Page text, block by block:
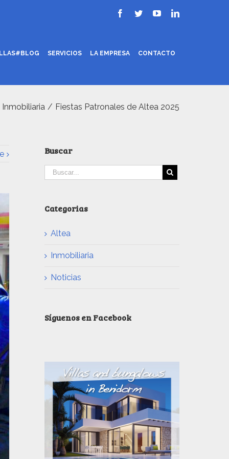
SERVICIOS LA EMPRESA CONTACTO
Inmobiliaria / Fiestas Patronales de Altea 2025
Buscar
Categorias
Altea
Inmobiliaria
Noticias
Síguenos en Facebook